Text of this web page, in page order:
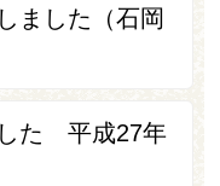
ました（石岡
した 平成27年